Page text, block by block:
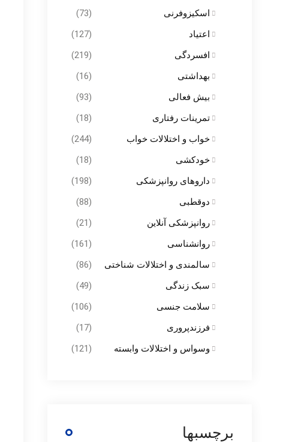
اسکیزوفرنی
(73)
اعتیاد
(127)
افسردگی
(219)
بهداشتی
(16)
بیش فعالی
(93)
تمرینات رفتاری
(18)
خواب و اختلالات خواب
(244)
خودکشی
(18)
داروهای روانپزشکی
(198)
دوقطبی
(88)
روانپزشکی آنلاین
(21)
روانشناسی
(161)
سالمندی و اختلالات شناختی
(86)
سبک زندگی
(49)
سلامت جنسی
(106)
فرزندپروری
(17)
وسواس و اختلالات وابسته
(121)
برچسبها